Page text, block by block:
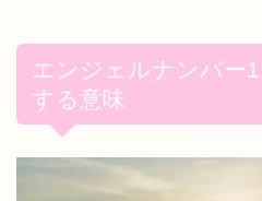
エンジェルナンバー
する意味